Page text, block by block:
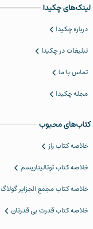
لینک‌های چکیدا
درباره چکیدا
تبلیغات در چکیدا
تماس با ما
مجله چکیدا
کتاب‌های محبوب
خلاصه کتاب‌ راز
خلاصه کتاب توتالیتاریسم
‌خلاصه کتاب مجمع الجزایر گولاگ
خلاصه کتاب قدرت بی قدرتان